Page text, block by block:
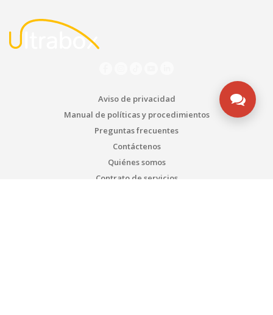
Aviso de privacidad
Manual de políticas y procedimientos
Preguntas frecuentes
Contáctenos
Quiénes somos
Contrato de servicios